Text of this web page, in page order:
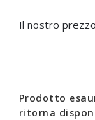
Il nostro
Prodotto
ritorna